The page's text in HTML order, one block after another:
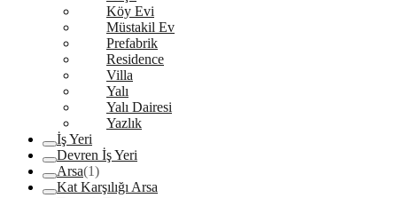
Köy Evi
Müstakil Ev
Prefabrik
Residence
Villa
Yalı
Yalı Dairesi
Yazlık
İş Yeri
Devren İş Yeri
Arsa(1)
Kat Karşılığı Arsa